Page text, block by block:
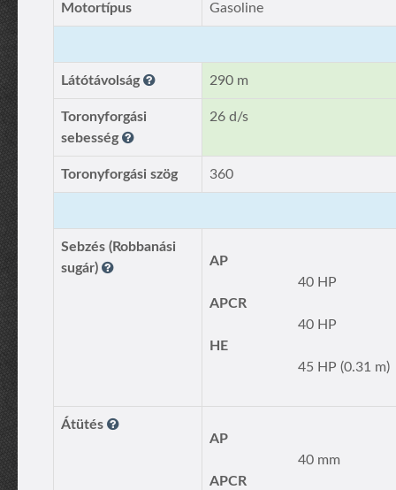
Motortípus Gasoline
Látótávolság 290 m
Toronyforgási
sebesség
26 d/s
Toronyforgási szög 360
Sebzés (Robbanási
sugár)
AP
40 HP
APCR
40 HP
HE
45 HP (0.31 m)
Átütés
AP
40 mm
APCR